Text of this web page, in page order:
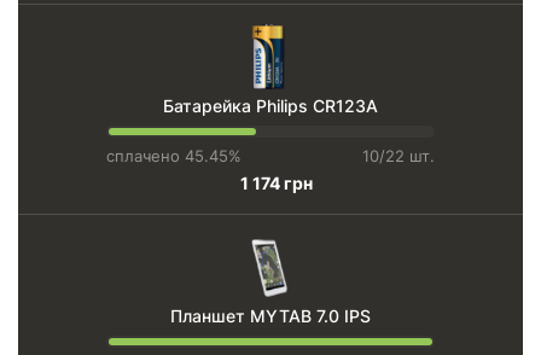
Батарейка Philips CR123А
сплачено 45.45% 10/22 шт.
1 174 грн
Планшет MYTAB 7.0 IPS